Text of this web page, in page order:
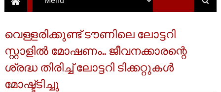
വെള്ളരിക്കുണ്ട് ടൗണിലെ ലോട്ടറി
സ്റ്റാളിൽ മോഷണം.. ജീവനക്കാരന്റെ
ശ്രദ്ധ തിരിച്ച് ലോട്ടറി ടിക്കറ്റുകൾ
മോഷ്ട്ടിച്ചു